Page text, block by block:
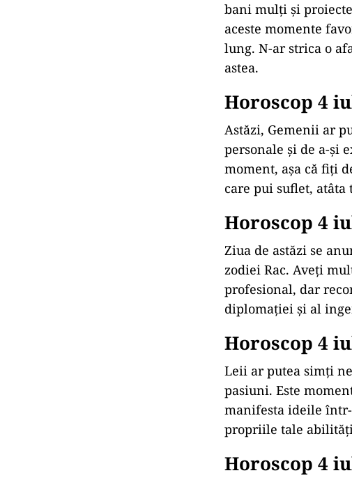
bani mulți și
aceste momente
lung. N-ar strica o
astea.
Horoscop 4
Astăzi, Gemenii ar
personale și de a-și
moment, așa că fiți
care pui suflet,
Horoscop 4
Ziua de astăzi se
zodiei Rac. Aveți
profesional, dar
diplomației și al
Horoscop 4
Leii ar putea simți
pasiuni. Este
manifesta ideile
propriile tale
Horoscop 4